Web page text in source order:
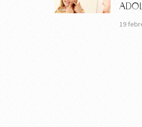
19